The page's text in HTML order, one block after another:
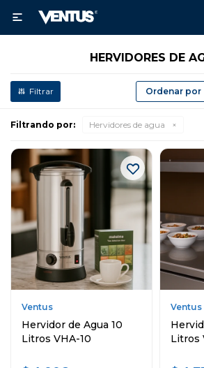

HERVIDORES DE
Filtrando por: Hervidores de agua
Ventus
Hervidor de Agua 10
Litros VHA-10
Ventus
Litros